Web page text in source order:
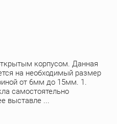
корпусом. Данная
на необходимый размер
от 6мм до 15мм. 1.
самостоятельно
выставле ...